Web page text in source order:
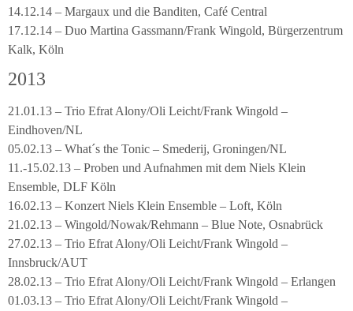
14.12.14 – Margaux und die Banditen, Café Central
17.12.14 – Duo Martina Gassmann/Frank Wingold, Bürgerzentrum
Kalk, Köln
2013
21.01.13 – Trio Efrat Alony/Oli Leicht/Frank Wingold –
Eindhoven/NL
05.02.13 – What´s the Tonic – Smederij, Groningen/NL
11.-15.02.13 – Proben und Aufnahmen mit dem Niels Klein
Ensemble, DLF Köln
16.02.13 – Konzert Niels Klein Ensemble – Loft, Köln
21.02.13 – Wingold/Nowak/Rehmann – Blue Note, Osnabrück
27.02.13 – Trio Efrat Alony/Oli Leicht/Frank Wingold –
Innsbruck/AUT
28.02.13 – Trio Efrat Alony/Oli Leicht/Frank Wingold – Erlangen
01.03.13 – Trio Efrat Alony/Oli Leicht/Frank Wingold –